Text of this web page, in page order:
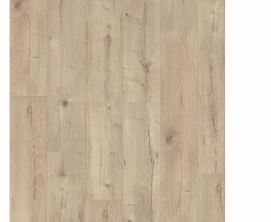
Legservice
Showroom